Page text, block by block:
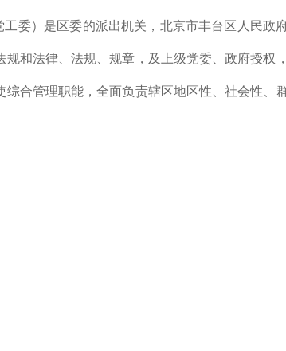
委）是区委的派出机关，北京市丰台区人民政
和法律、法规、规章，及上级党委、政府授权
合管理职能，全面负责辖区地区性、社会性、